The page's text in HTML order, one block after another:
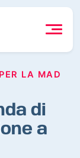
LA MAD
di
a